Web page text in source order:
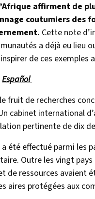
affirment de
coutumiers des
Cette note
a déjà eu lieu
de ces
Español
fruit de recherches
cabinet international
pertinente de dix
été effectué parmi les
Outre les vingt
de ressources avaient
aires protégées aux